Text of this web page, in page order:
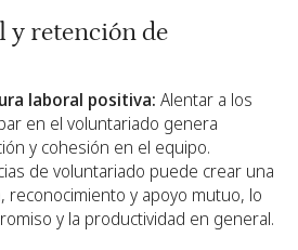
retención de
laboral positiva: Alentar a los
en el voluntariado genera
y cohesión en el equipo.
de voluntariado puede crear una
reconocimiento y apoyo mutuo, lo
y la productividad en general.